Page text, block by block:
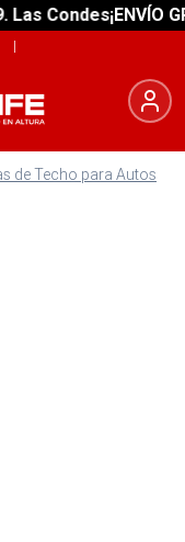
Condes¡ENVÍO
|
de Techo para Autos